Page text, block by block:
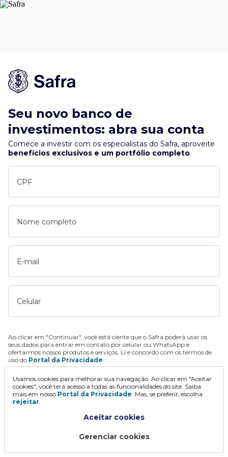
Seu novo banco de
investimentos: abra sua conta
Comece a investir com os especialistas do Safra, aproveite
benefícios exclusivos e um portfólio completo.
CPF
Nome completo
E-mail
Celular
Ao clicar em "Continuar", você está ciente que o Safra poderá usar os
seus dados para entrar em contato por celular ou WhatsApp e
ofertarmos nossos produtos e serviços. Li e concordo com os termos de
uso do Portal da Privacidade.
Continuar
Usamos cookies para melhorar sua navegação. Ao clicar em "Aceitar
cookies", você terá acesso a todas as funcionalidades do site. Saiba
mais em nosso Portal da Privacidade. Mas, se preferir, escolha
rejeitar.
Aceitar cookies
Gerenciar cookies